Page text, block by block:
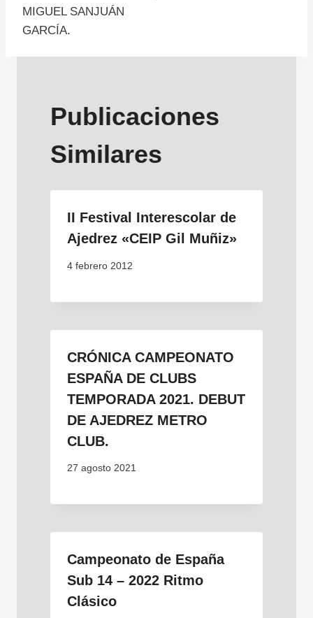
MIGUEL SANJUÁN
GARCÍA.
Publicaciones
Similares
II Festival Interescolar de
Ajedrez «CEIP Gil Muñiz»
4 febrero 2012
CRÓNICA CAMPEONATO
ESPAÑA DE CLUBS
TEMPORADA 2021. DEBUT
DE AJEDREZ METRO
CLUB.
27 agosto 2021
Campeonato de España
Sub 14 – 2022 Ritmo
Clásico